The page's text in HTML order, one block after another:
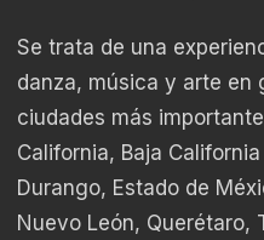
Se trata de una
danza, música y arte en
ciudades más
California, Baja
Durango, Estado de
Nuevo León, Querétaro,